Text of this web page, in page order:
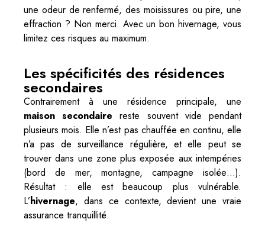
une odeur de renfermé, des moisissures ou pire, une
effraction ? Non merci. Avec un bon hivernage, vous
limitez ces risques au maximum.
Les spécificités des résidences
secondaires
Contrairement à une résidence principale, une
maison secondaire reste souvent vide pendant
plusieurs mois. Elle n’est pas chauffée en continu, elle
n’a pas de surveillance régulière, et elle peut se
trouver dans une zone plus exposée aux intempéries
(bord de mer, montagne, campagne isolée…).
Résultat : elle est beaucoup plus vulnérable.
L’hivernage, dans ce contexte, devient une vraie
assurance tranquillité.